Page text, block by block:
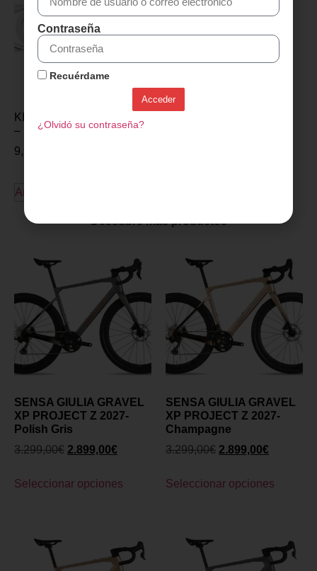
KIT ESPACIADORES FSA
– 1-1.8″
9,95
Añadir al carrito
Descubre más productos
SENSA GIULIA GRAVEL
XP PROJECT Z 2027-
Polish Gris
3.299,00€ 2.899,00€
Seleccionar opciones
SENSA GIULIA GRAVEL
XP PROJECT Z 2027-
Champagne
3.299,00€ 2.899,00€
Seleccionar opciones
Contraseña
Recuérdame
Acceder
¿Olvidó su contraseña?